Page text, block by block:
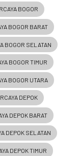
BOGOR
BOGOR BARAT
BOGOR SELATAN
BOGOR TIMUR
BOGOR UTARA
DEPOK
DEPOK BARAT
DEPOK SELATAN
DEPOK TIMUR